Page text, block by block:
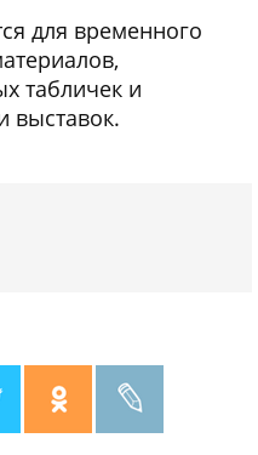
для временного
табличек и
выставок.